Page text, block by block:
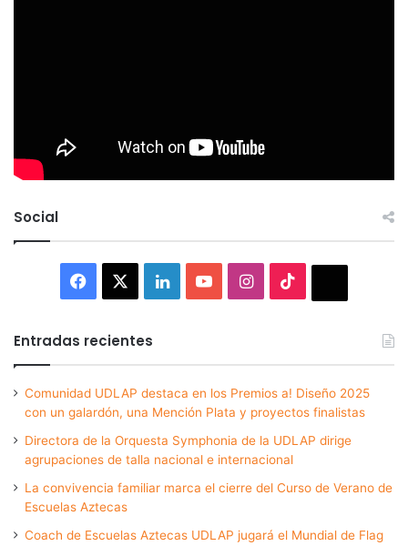
Social
Facebook LinkedInYouTubeInstagram
Entradas recientes
Comunidad UDLAP destaca en los Premios a! Diseño 2025
con un galardón, una Mención Plata y proyectos finalistas
Directora de la Orquesta Symphonia de la UDLAP dirige
agrupaciones de talla nacional e internacional
La convivencia familiar marca el cierre del Curso de Verano de
Escuelas Aztecas
Coach de Escuelas Aztecas UDLAP jugará el Mundial de Flag